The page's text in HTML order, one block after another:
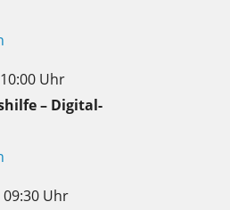
Uhr
– Digital-
Uhr